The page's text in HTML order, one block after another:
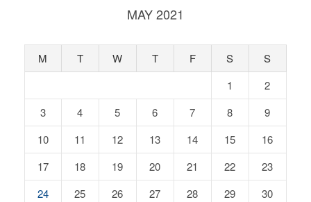
MAY 2021
M T W T F S
S
1
2
3
4 5 6 7 8
9
10
11 12 13 14 15
16
17
18 19 20 21 22
23
24
25 26 27 28 29
30